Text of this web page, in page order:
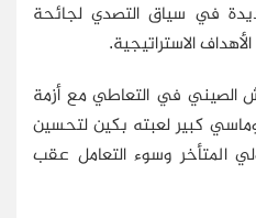
في سياق التصدي لجائحة
الاستراتيجية.
الصيني في التعاطي مع أزمة
كبير لعبته بكين لتحسين
المتأخر وسوء التعامل عقب